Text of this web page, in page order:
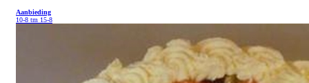
Aanbieding
10-8 tm 15-8